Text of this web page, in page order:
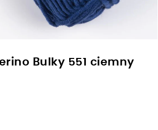
Bulky 551 ciemny